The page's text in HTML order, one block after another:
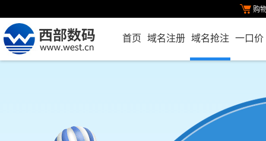
购
首页 域名注册 域名抢注 一口价